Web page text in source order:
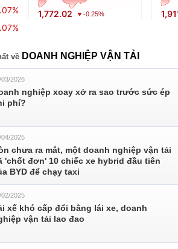
1,772.02 -0.25%
về DOANH NGHIỆP VẬN TẢI
03/2026
nghiệp xoay xở ra sao trước sức ép
phí?
04/2025
chưa ra mắt, một doanh nghiệp vận tải
'chốt đơn' 10 chiếc xe hybrid đầu tiên
BYD để chạy taxi
02/2025
xế khó cấp đổi bằng lái xe, doanh
vận tải lao đao